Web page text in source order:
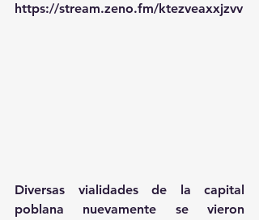
https://stream.zeno.fm/ktezveaxxjzvv
Diversas vialidades de la capital
poblana nuevamente se vieron